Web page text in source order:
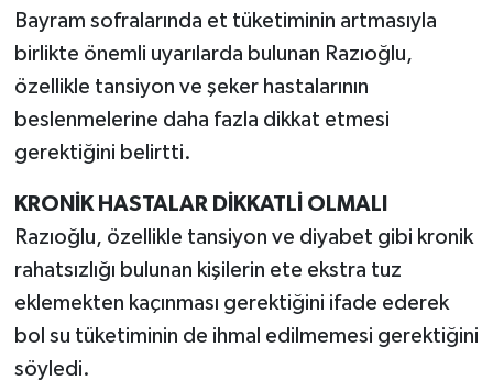
Bayram sofralarında et tüketiminin artmasıyla
birlikte önemli uyarılarda bulunan Razıoğlu,
özellikle tansiyon ve şeker hastalarının
beslenmelerine daha fazla dikkat etmesi
gerektiğini belirtti.
KRONİK HASTALAR DİKKATLİ OLMALI
Razıoğlu, özellikle tansiyon ve diyabet gibi kronik
rahatsızlığı bulunan kişilerin ete ekstra tuz
eklemekten kaçınması gerektiğini ifade ederek
bol su tüketiminin de ihmal edilmemesi gerektiğini
söyledi.